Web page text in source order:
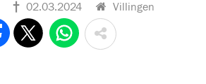
02.03.2024 Villingen